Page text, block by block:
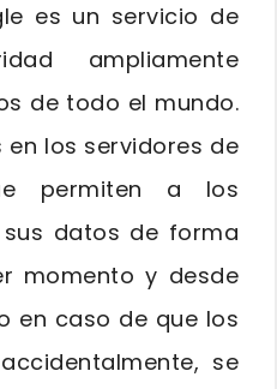
es un servicio de
ampliamente
de todo el mundo.
los servidores de
permiten a los
datos de forma
momento y desde
en caso de que los
se